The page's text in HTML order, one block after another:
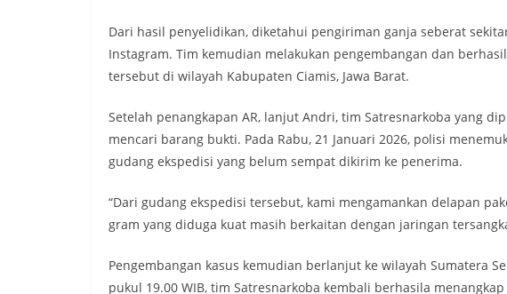
Dari hasil penyelidikan, diketahui pengiriman ganja seberat
Instagram. Tim kemudian melakukan pengembangan dan
tersebut di wilayah Kabupaten Ciamis, Jawa Barat.
Setelah penangkapan AR, lanjut Andri, tim Satresnarkoba yang
mencari barang bukti. Pada Rabu, 21 Januari 2026, polisi
gudang ekspedisi yang belum sempat dikirim ke penerima.
“Dari gudang ekspedisi tersebut, kami mengamankan delapan
gram yang diduga kuat masih berkaitan dengan jaringan
Pengembangan kasus kemudian berlanjut ke wilayah Sumatera
pukul 19.00 WIB, tim Satresnarkoba kembali berhasila